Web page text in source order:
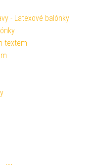
- Latexové balónky
textem